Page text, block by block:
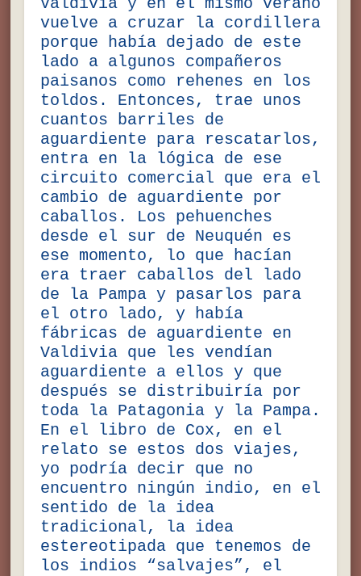
vuelve a cruzar la cordillera
porque había dejado de este
lado a algunos compañeros
paisanos como rehenes en los
toldos. Entonces, trae unos
cuantos barriles de
aguardiente para rescatarlos,
entra en la lógica de ese
circuito comercial que era el
cambio de aguardiente por
caballos. Los pehuenches
desde el sur de Neuquén es
ese momento, lo que hacían
era traer caballos del lado
de la Pampa y pasarlos para
el otro lado, y había
fábricas de aguardiente en
Valdivia que les vendían
aguardiente a ellos y que
después se distribuiría por
toda la Patagonia y la Pampa.
En el libro de Cox, en el
relato se estos dos viajes,
yo podría decir que no
encuentro ningún indio, en el
sentido de la idea
tradicional, la idea
estereotipada que tenemos de
los indios “salvajes”, el